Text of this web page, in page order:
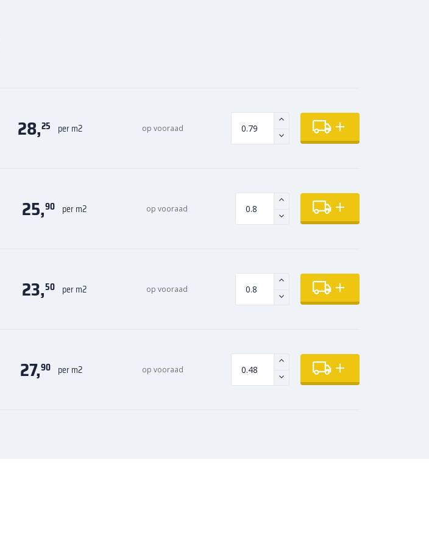
28,25 per m2 op vooraad
25,90 per m2 op vooraad
23,50 per m2 op vooraad
27,90 per m2 op vooraad